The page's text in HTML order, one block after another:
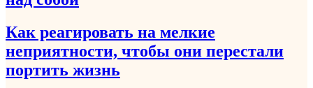
Как реагировать на мелкие
неприятности, чтобы они перестали
портить жизнь